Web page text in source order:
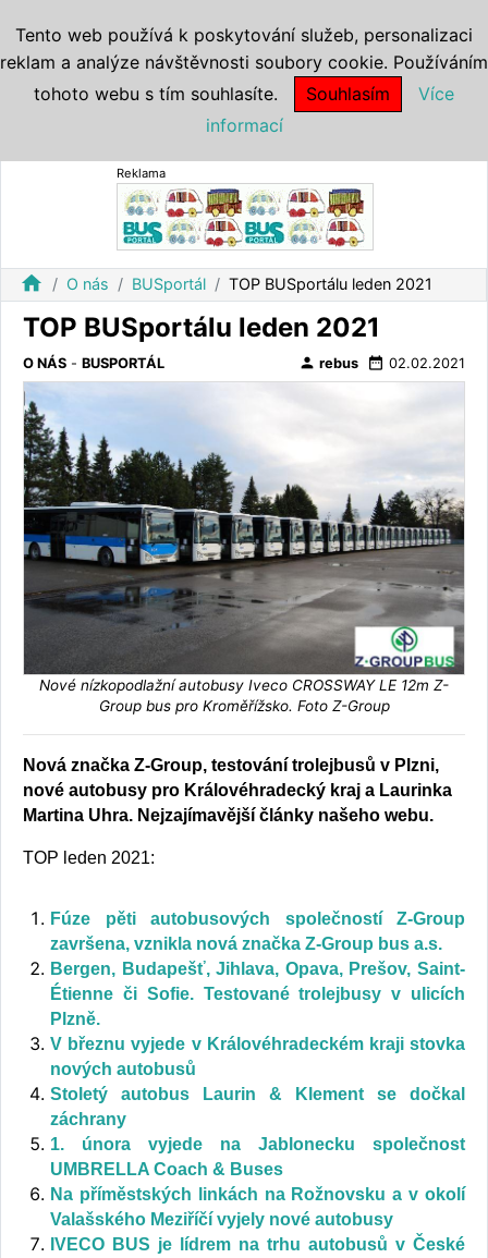
Reklama
home O nás BUSportál TOP BUSportálu leden 2021
TOP BUSportálu leden 2021
O NÁS - BUSPORTÁL person rebus date_range 02.02.2021
Nové nízkopodlažní autobusy Iveco CROSSWAY LE 12m Z-
Group bus pro Kroměřížsko. Foto Z-Group
Nová značka Z-Group, testování trolejbusů v Plzni,
nové autobusy pro Královéhradecký kraj a Laurinka
Martina Uhra. Nejzajímavější články našeho webu.
TOP leden 2021:
Fúze pěti autobusových společností Z-Group
završena, vznikla nová značka Z-Group bus a.s.
Bergen, Budapešť, Jihlava, Opava, Prešov, Saint-
Étienne či Sofie. Testované trolejbusy v ulicích
Plzně.
V březnu vyjede v Královéhradeckém kraji stovka
nových autobusů
Stoletý autobus Laurin & Klement se dočkal
záchrany
1. února vyjede na Jablonecku společnost
UMBRELLA Coach & Buses
Na příměstských linkách na Rožnovsku a v okolí
Valašského Meziříčí vyjely nové autobusy
IVECO BUS je lídrem na trhu autobusů v České
Tento web používá k poskytování služeb, personalizaci
reklam a analýze návštěvnosti soubory cookie. Používáním
tohoto webu s tím souhlasíte.
Souhlasím
Více
informací